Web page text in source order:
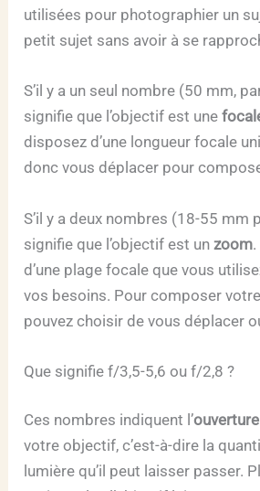
utilisées pour photographier un
petit sujet sans avoir à se
S’il y a un seul nombre (50 mm,
signifie que l’objectif est une
disposez d’une longueur focale
donc vous déplacer pour
S’il y a deux nombres (18-55 mm
signifie que l’objectif est unzoom
d’une plage focale que vous
vos besoins. Pour composer
pouvez choisir de vous déplacer
Que signifie f/3,5-5,6 ou f/2,8 ?
Ces nombres indiquent l’
votre objectif, c’est-à-dire la
lumière qu’il peut laisser passer.